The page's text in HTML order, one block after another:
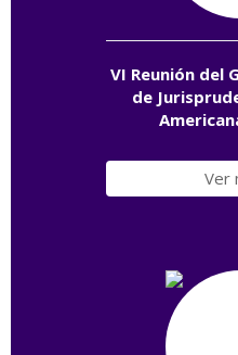
VI Reunión del
de
Ver